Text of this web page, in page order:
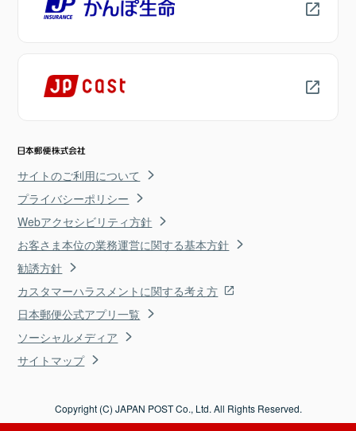
サイトのご利用について
プライバシーポリシー
Webアクセシビリティ方針
お客さま本位の業務運営に関する基本方針
勧誘方針
カスタマーハラスメントに関する考え方
日本郵便公式アプリ一覧
ソーシャルメディア
サイトマップ
Copyright (C) JAPAN POST Co., Ltd. All Rights Reserved.